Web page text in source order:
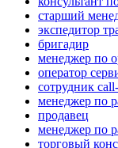
старший
экспедитор
бригадир
менеджер по
оператор
сотрудник
менеджер по
продавец
менеджер по
торговый